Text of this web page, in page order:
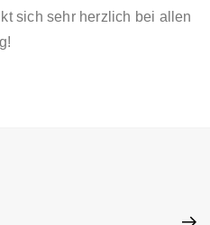
sich sehr herzlich bei allen